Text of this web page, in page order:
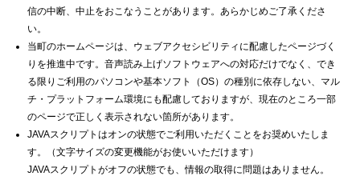
信の中断、中止をおこなうことがあります。あらかじめご了承くださ
い。
当町のホームページは、ウェブアクセシビリティに配慮したページづく
りを推進中です。音声読み上げソフトウェアへの対応だけでなく、でき
る限りご利用のパソコンや基本ソフト（OS）の種別に依存しない、マル
チ・プラットフォーム環境にも配慮しておりますが、現在のところ一部
のページで正しく表示されない箇所があります。
JAVAスクリプトはオンの状態でご利用いただくことをお奨めいたしま
す。（文字サイズの変更機能がお使いいただけます）
JAVAスクリプトがオフの状態でも、情報の取得に問題はありません。